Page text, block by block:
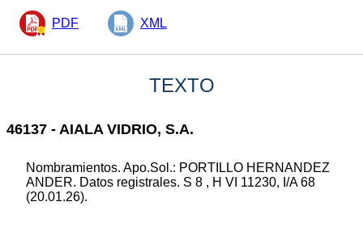
PDF XML
TEXTO
46137 - AIALA VIDRIO, S.A.
Nombramientos. Apo.Sol.: PORTILLO HERNANDEZ
ANDER. Datos registrales. S 8 , H VI 11230, I/A 68
(20.01.26).